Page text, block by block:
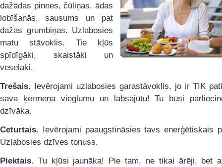
dažādas pinnes, čūliņas, ādas
lobīšanās, sausums un pat
dažas grumbiņas. Uzlabosies
matu stāvoklis. Tie kļūs
spīdīgāki, skaistāki un
veselāki.
Trešais. Ievērojami uzlabosies garastāvoklis, jo ir TIK
sava ķermeņa vieglumu un labsajūtu! Tu būsi
dzīvāka.
Ceturtais. Ievērojami paaugstināsies tavs enerģētiskais
Uzlabosies dzīves tonuss.
Piektais. Tu kļūsi jaunāka! Pie tam, ne tikai ārēji, bet